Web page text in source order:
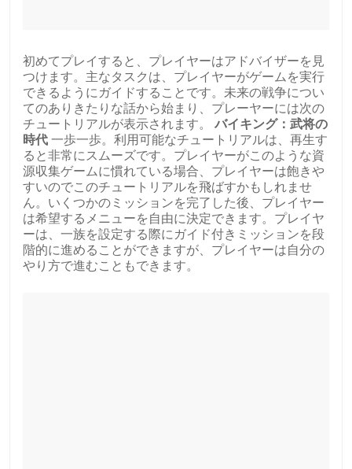
初めてプレイすると、プレイヤーはアドバイザーを見
つけます。主なタスクは、プレイヤーがゲームを実行
できるようにガイドすることです。未来の戦争につい
てのありきたりな話から始まり、プレーヤーには次の
チュートリアルが表示されます。 バイキング：武将の
時代 一歩一歩。利用可能なチュートリアルは、再生す
ると非常にスムーズです。プレイヤーがこのような資
源収集ゲームに慣れている場合、プレイヤーは飽きや
すいのでこのチュートリアルを飛ばすかもしれませ
ん。いくつかのミッションを完了した後、プレイヤー
は希望するメニューを自由に決定できます。プレイヤ
ーは、一族を設定する際にガイド付きミッションを段
階的に進めることができますが、プレイヤーは自分の
やり方で進むこともできます。